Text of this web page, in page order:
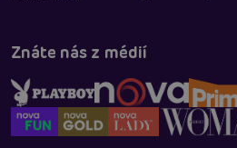
Znáte nás z médií